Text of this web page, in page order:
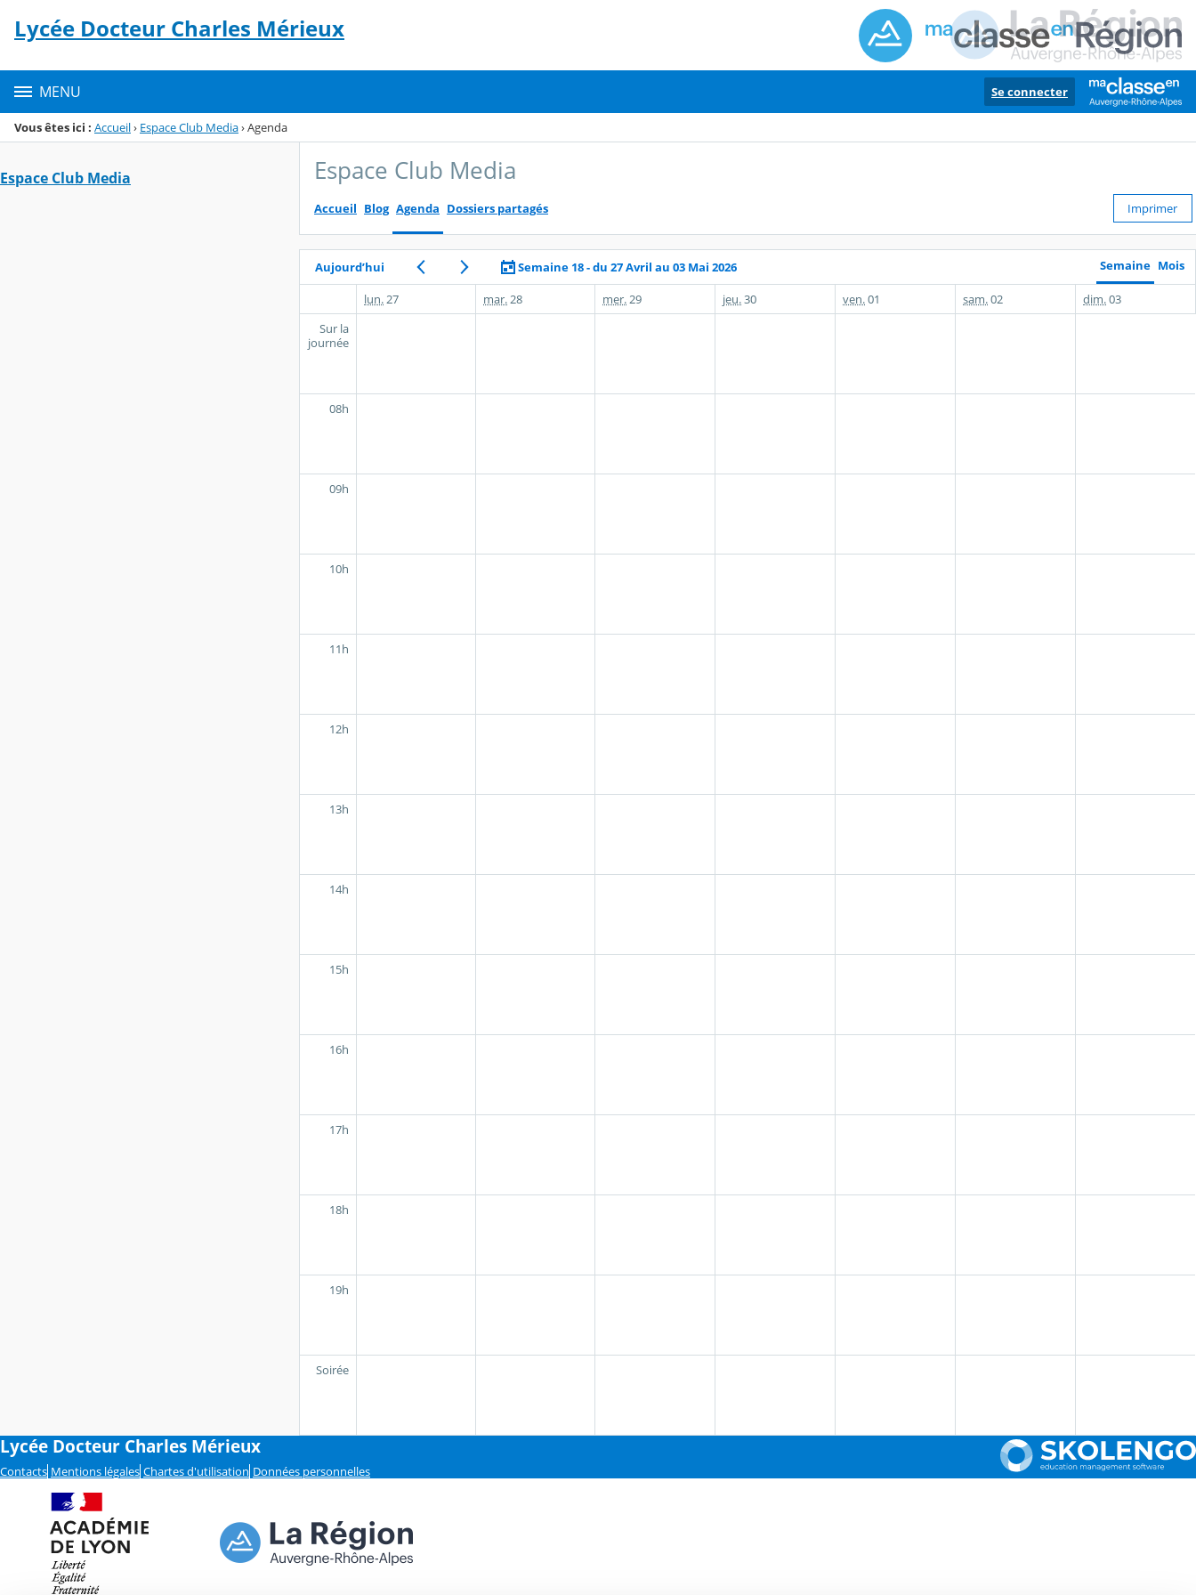
Menu de la rubrique
Contenu
Lycée Docteur Charles Mérieux
MENU Se connecter
Vous êtes ici : Accueil› Espace Club Media›Agenda
Espace Club Media Espace Club Media
Accueil Blog Agenda Dossiers partagés Imprimer
Aujourd’hui Semaine 18 - du 27 Avril au 03 Mai 2026 Semaine Mois
lun. 27 mar. 28 mer. 29 jeu.30 ven.01 sam.02 dim.03
Sur la
journée
08h
09h
10h
11h
12h
13h
14h
15h
16h
17h
18h
19h
Soirée
Lycée Docteur Charles Mérieux
Contacts Mentions légales Chartes d'utilisation Données personnelles